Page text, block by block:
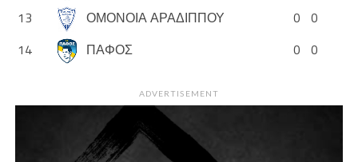
13
ΟΜΟΝΟΙΑ ΑΡΑΔΙΠΠΟΥ 0 0
14
ΠΑΦΟΣ 0 0
ADVERTISEMENT